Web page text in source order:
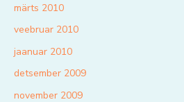
märts 2010
veebruar 2010
jaanuar 2010
detsember 2009
november 2009